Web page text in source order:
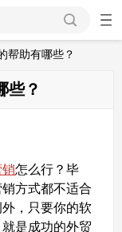
帮助有哪些？
些？
怎么行？毕
方式都不适合
，只要你的软
是成功的外贸